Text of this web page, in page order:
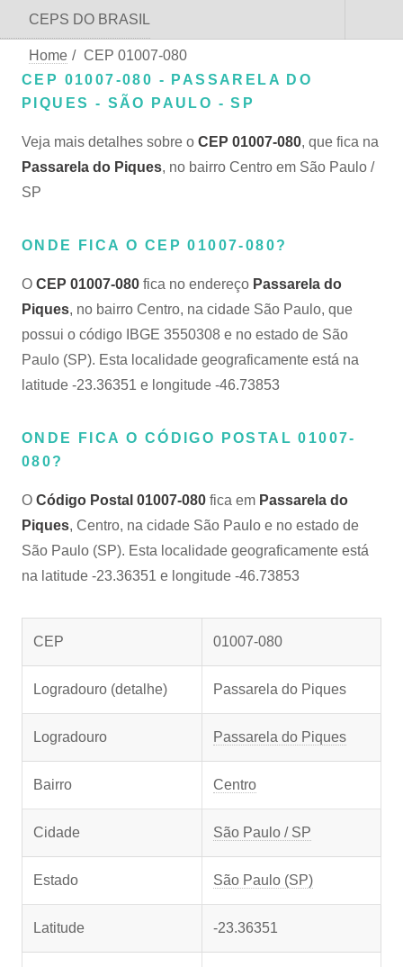
CEPS DO BRASIL
Home / CEP 01007-080
CEP 01007-080 - PASSARELA DO
PIQUES - SÃO PAULO - SP
Veja mais detalhes sobre o CEP 01007-080, que fica na
Passarela do Piques, no bairro Centro em São Paulo /
SP
ONDE FICA O CEP 01007-080?
O CEP 01007-080 fica no endereço Passarela do
Piques, no bairro Centro, na cidade São Paulo, que
possui o código IBGE 3550308 e no estado de São
Paulo (SP). Esta localidade geograficamente está na
latitude -23.36351 e longitude -46.73853
ONDE FICA O CÓDIGO POSTAL 01007-
080?
O Código Postal 01007-080 fica em Passarela do
Piques, Centro, na cidade São Paulo e no estado de
São Paulo (SP). Esta localidade geograficamente está
na latitude -23.36351 e longitude -46.73853
CEP 01007-080
Logradouro (detalhe) Passarela do Piques
Logradouro Passarela do Piques
Bairro Centro
Cidade São Paulo / SP
Estado São Paulo (SP)
Latitude -23.36351